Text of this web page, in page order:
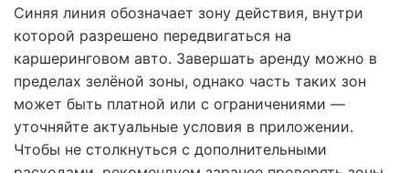
Синяя линия обозначает зону действия, внутри
которой разрешено передвигаться на
каршеринговом авто. Завершать аренду можно в
пределах зелёной зоны, однако часть таких зон
может быть платной или с ограничениями —
уточняйте актуальные условия в приложении.
Чтобы не столкнуться с дополнительными